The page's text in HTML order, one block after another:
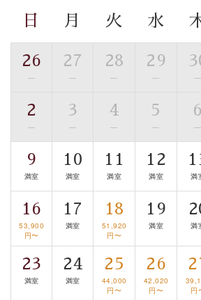
す。
■貸切温泉風呂 （40分無料）
眺望はございませんが、源泉掛け流
む貸切温泉風呂です。ゆったりとい
【旅】
豊富な知識を持ったドライバー兼ガ
案内します。 事前ご予約制ですので
は【3日前まで】にお電話ください。
※交通規制などにより運行できない
※年末年始及び御柱祭前後は運行し
以上がプラン内容です。
上諏訪温泉“しんゆ”なら諏訪大社な
日 月 火 水
26
—
27
—
28
—
29
— —
2
—
3
—
4
—
5
—
6
—
9
満室
10
満室
11
満室
12
満室 満
16
53,900
円〜
17
満室
18
51,920
円〜
19
満室 満
23
満室
24
満室
25
44,000
円〜
26
42,020
円〜
円